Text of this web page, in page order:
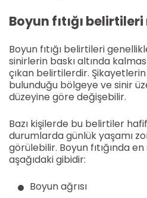
Boyun fıtığı
Boyun fıtığı belirtileri
sinirlerin baskı altında
çıkan belirtilerdir. Şikayetlerin
bulunduğu bölgeye ve sinir
düzeyine göre değişebilir.
Bazı kişilerde bu belirtiler
durumlarda günlük yaşamı
görülebilir. Boyun fıtığında
aşağıdaki gibidir:
Boyun ağrısı